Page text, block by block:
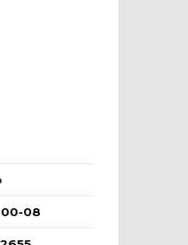
00-08